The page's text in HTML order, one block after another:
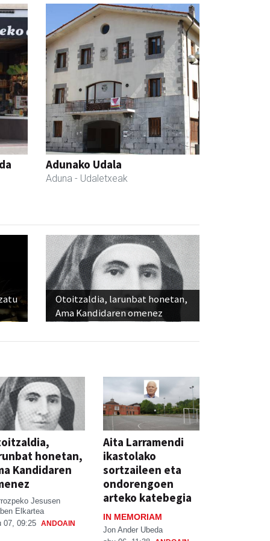
Adunako Udala
Aduna - Udaletxeak
Otoitzaldia, larunbat honetan,
Ama Kandidaren omenez
honetan,
Kandidaren
Jesusen
Elkartea
07, 09:25 ANDOAIN
Aita Larramendi
ikastolako
sortzaileen eta
ondorengoen
arteko katebegia
IN MEMORIAM
Jon Ander Ubeda